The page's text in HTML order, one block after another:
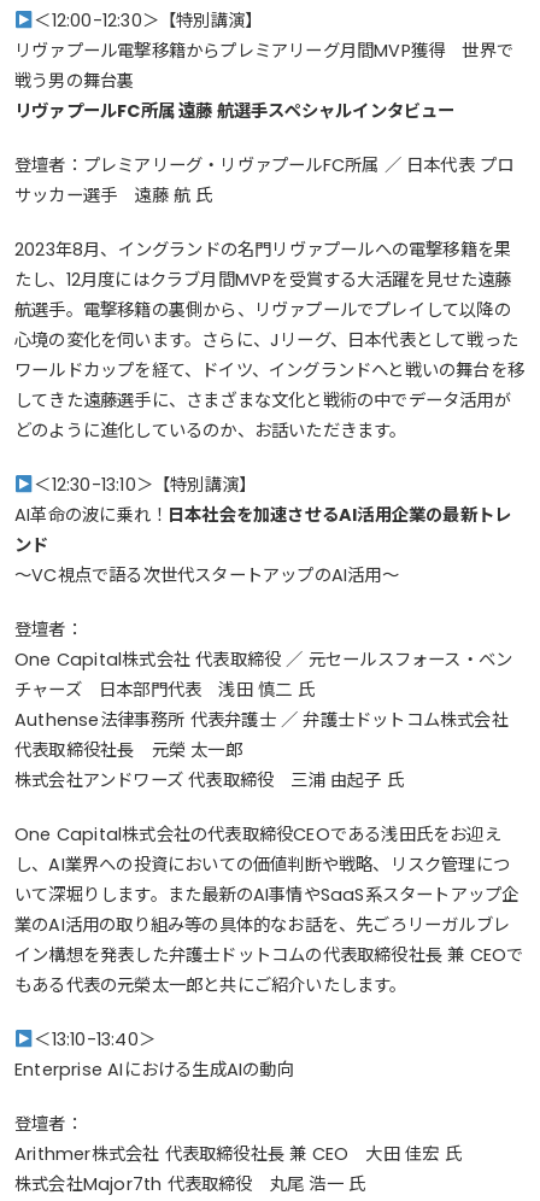
＜12:00-12:30＞【特別講演】
リヴァプール電撃移籍からプレミアリーグ月間MVP獲得 世界で
戦う男の舞台裏
リヴァプールFC所属 遠藤 航選手スペシャルインタビュー
登壇者：プレミアリーグ・リヴァプールFC所属 ／ 日本代表 プロ
サッカー選手 遠藤 航 氏
2023年8月、イングランドの名門リヴァプールへの電撃移籍を果
たし、12月度にはクラブ月間MVPを受賞する大活躍を見せた遠藤
航選手。電撃移籍の裏側から、リヴァプールでプレイして以降の
心境の変化を伺います。さらに、Jリーグ、日本代表として戦った
ワールドカップを経て、ドイツ、イングランドへと戦いの舞台を移
してきた遠藤選手に、さまざまな文化と戦術の中でデータ活用が
どのように進化しているのか、お話いただきます。
＜12:30-13:10＞【特別講演】
AI革命の波に乗れ！ 日本社会を加速させるAI活用企業の最新トレ
ンド
～VC視点で語る次世代スタートアップのAI活用～
登壇者：
One Capital株式会社 代表取締役 ／ 元セールスフォース・ベン
チャーズ 日本部門代表 浅田 慎二 氏
Authense法律事務所 代表弁護士 ／ 弁護士ドットコム株式会社
代表取締役社長 元榮 太一郎
株式会社アンドワーズ 代表取締役 三浦 由起子 氏
One Capital株式会社の代表取締役CEOである浅田氏をお迎え
し、AI業界への投資においての価値判断や戦略、リスク管理につ
いて深堀りします。また最新のAI事情やSaaS系スタートアップ企
業のAI活用の取り組み等の具体的なお話を、先ごろリーガルブレ
イン構想を発表した弁護士ドットコムの代表取締役社長 兼 CEOで
もある代表の元榮太一郎と共にご紹介いたします。
＜13:10-13:40＞
Enterprise AIにおける生成AIの動向
登壇者：
Arithmer株式会社 代表取締役社長 兼 CEO 大田 佳宏 氏
株式会社Major7th 代表取締役 丸尾 浩一 氏